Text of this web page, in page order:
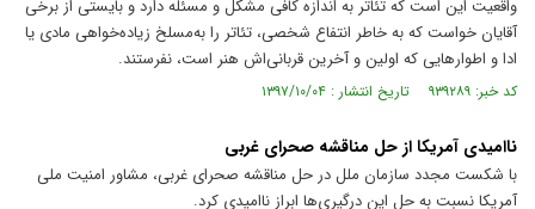
واقعیت این است که تئاتر به اندازه کافی مشکل و مسئله دارد و بایستی از برخی
آقایان خواست که به خاطر انتفاع شخصی، تئاتر را به‌مسلخ زیاده‌خواهی مادی یا
ادا و اطوار‌هایی که اولین و آخرین قربانی‌اش هنر است، نفرستند.
کد خبر: ۹۳۹۲۸۹ تاریخ انتشار : ۱۳۹۷/۱۰/۰۴
ناامیدی آمریکا از حل مناقشه صحرای غربی
با شکست مجدد سازمان ملل در حل مناقشه صحرای غربی، مشاور امنیت ملی
آمریکا نسبت به حل این درگیری‌ها ابراز ناامیدی کرد.